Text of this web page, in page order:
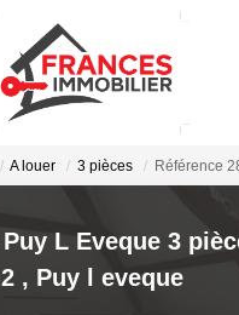
LOCATIVE
A louer 3 pièces Référence
L Eveque 3
, Puy l eveque